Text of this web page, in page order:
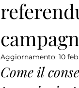
Aggiornamento: 10 feb
Come il